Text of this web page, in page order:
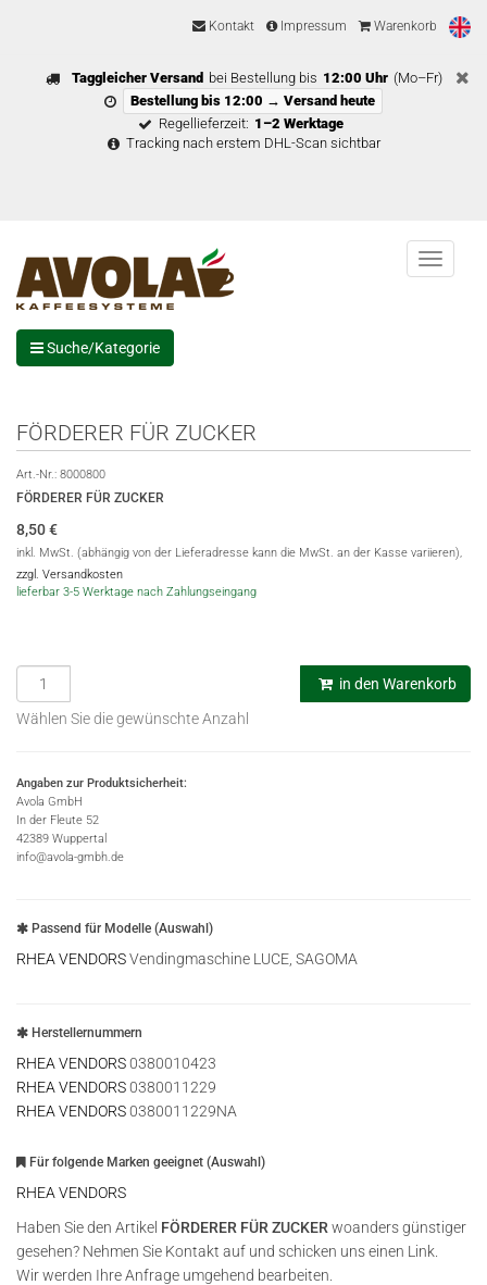
Kontakt Impressum Warenkorb
Taggleicher Versand bei Bestellung bis 12:00 Uhr (Mo–Fr)
Bestellung bis 12:00 → Versand heute
Regellieferzeit: 1–2 Werktage
Tracking nach erstem DHL-Scan sichtbar
Menu
Suche/Kategorie
FÖRDERER FÜR ZUCKER
Art.-Nr.: 8000800
FÖRDERER FÜR ZUCKER
8,50€
inkl. MwSt. (abhängig von der Lieferadresse kann die MwSt. an der Kasse variieren),
zzgl. Versandkosten
lieferbar 3-5 Werktage nach Zahlungseingang
in den Warenkorb
Wählen Sie die gewünschte Anzahl
Angaben zur Produktsicherheit:
Avola GmbH
In der Fleute 52
42389 Wuppertal
info@avola-gmbh.de
Passend für Modelle (Auswahl)
RHEA VENDORSVendingmaschine LUCE, SAGOMA
Herstellernummern
RHEA VENDORS0380010423
RHEA VENDORS0380011229
RHEA VENDORS0380011229NA
Für folgende Marken geeignet (Auswahl)
RHEA VENDORS
Haben Sie den Artikel FÖRDERER FÜR ZUCKER woanders günstiger
gesehen? Nehmen Sie Kontakt auf und schicken uns einen Link.
Wir werden Ihre Anfrage umgehend bearbeiten.